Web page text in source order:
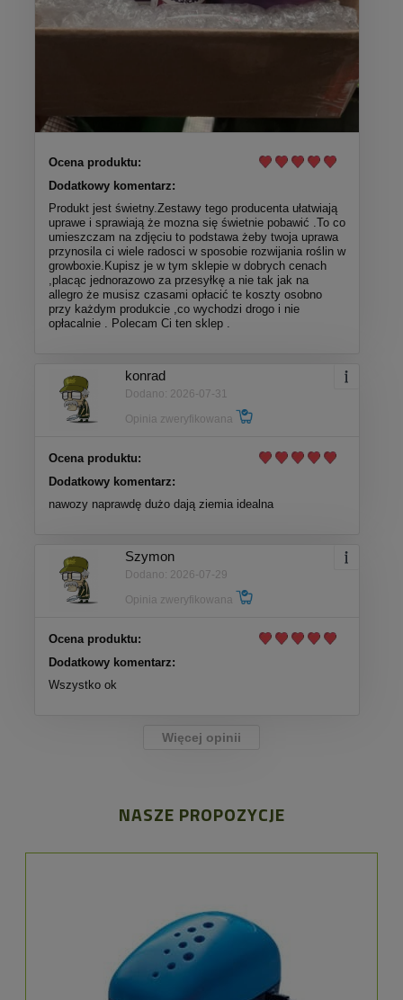
Ocena produktu:
Dodatkowy komentarz:
Produkt jest świetny.Zestawy tego producenta ułatwiają
uprawe i sprawiają że mozna się świetnie pobawić .To co
umieszczam na zdjęciu to podstawa żeby twoja uprawa
przynosila ci wiele radosci w sposobie rozwijania roślin w
growboxie.Kupisz je w tym sklepie w dobrych cenach
,placąc jednorazowo za przesyłkę a nie tak jak na
allegro że musisz czasami opłacić te koszty osobno
przy każdym produkcie ,co wychodzi drogo i nie
opłacalnie . Polecam Ci ten sklep .
konrad
Dodano: 2026-07-31
Opinia zweryfikowana
Ocena produktu:
Dodatkowy komentarz:
nawozy naprawdę dużo dają ziemia idealna
Szymon
Dodano: 2026-07-29
Opinia zweryfikowana
Ocena produktu:
Dodatkowy komentarz:
Wszystko ok
Więcej opinii
NASZE PROPOZYCJE